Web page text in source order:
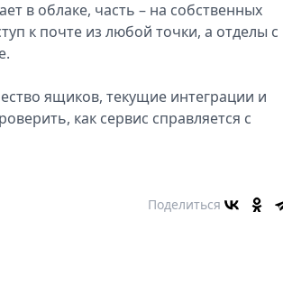
в облаке, часть – на собственных
к почте из любой точки, а отделы с
ящиков, текущие интеграции и
как сервис справляется с
Поделиться